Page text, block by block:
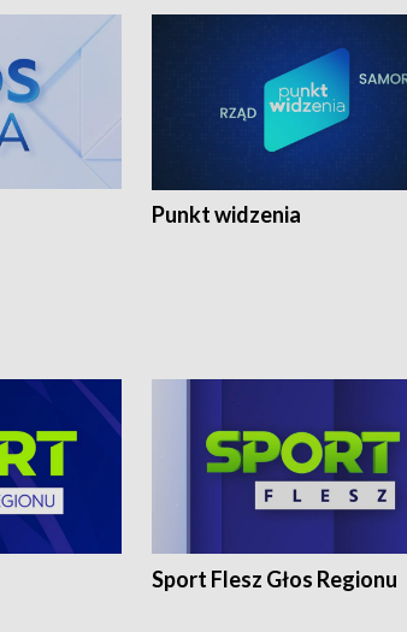
Punkt widzenia
Sport Flesz Głos Regionu